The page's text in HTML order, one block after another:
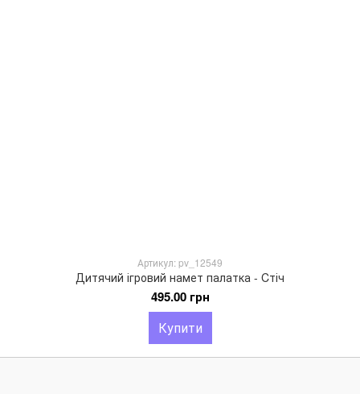
Артикул: pv_12549
Дитячий ігровий намет палатка - Cтіч
495.00 грн
Купити